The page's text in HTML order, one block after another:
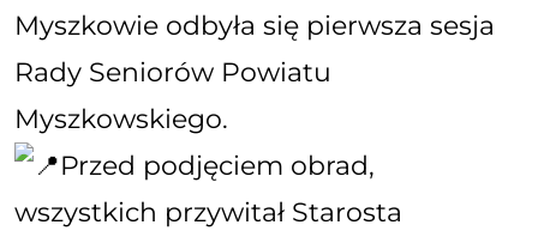
Myszkowie odbyła się pierwsza sesja
Rady Seniorów Powiatu
Myszkowskiego.
Przed podjęciem obrad,
wszystkich przywitał Starosta